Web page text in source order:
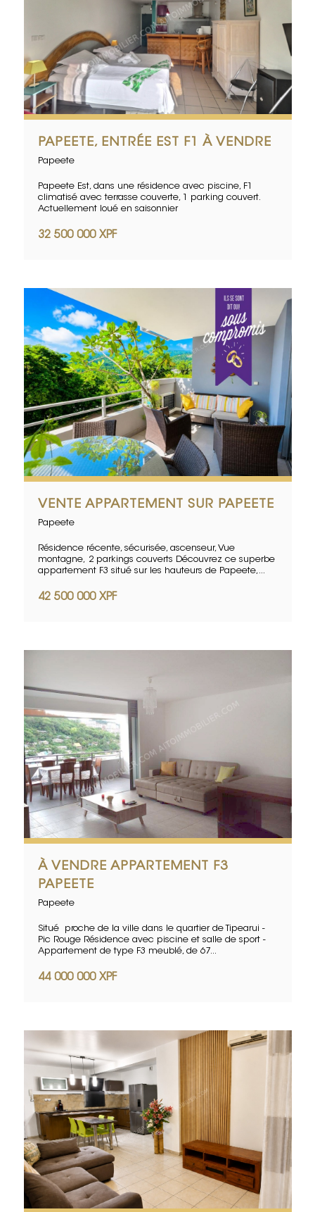
PAPEETE, ENTRÉE EST F1 À VENDRE
Papeete
Papeete Est, dans une résidence avec piscine, F1
climatisé avec terrasse couverte, 1 parking couvert.
Actuellement loué en saisonnier
32 500 000 XPF
VENTE APPARTEMENT SUR PAPEETE
Papeete
Résidence récente, sécurisée, ascenseur, Vue
montagne, 2 parkings couverts Découvrez ce superbe
appartement F3 situé sur les hauteurs de Papeete,...
42 500 000 XPF
À VENDRE APPARTEMENT F3
PAPEETE
Papeete
Situé proche de la ville dans le quartier de Tipearui -
Pic Rouge Résidence avec piscine et salle de sport -
Appartement de type F3 meublé, de 67...
44 000 000 XPF